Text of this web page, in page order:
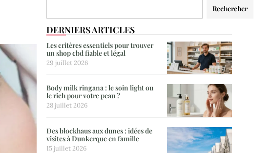
Rechercher
DERNIERS ARTICLES
Les critères essentiels pour trouver
un shop cbd fiable et légal
29 juillet 2026
Body milk ringana : le soin light ou
le rich pour votre peau ?
28 juillet 2026
Des blockhaus aux dunes : idées de
visites à Dunkerque en famille
15 juillet 2026